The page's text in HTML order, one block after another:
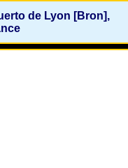
de Lyon [Bron],